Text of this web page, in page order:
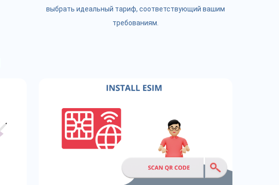
выбрать идеальный тариф, соответствующий вашим
требованиям.